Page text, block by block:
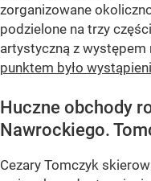
zorganizowane
podzielone na trzy
artystyczną z występem
punktem było
Huczne obchody
Nawrockiego.
Cezary Tomczyk